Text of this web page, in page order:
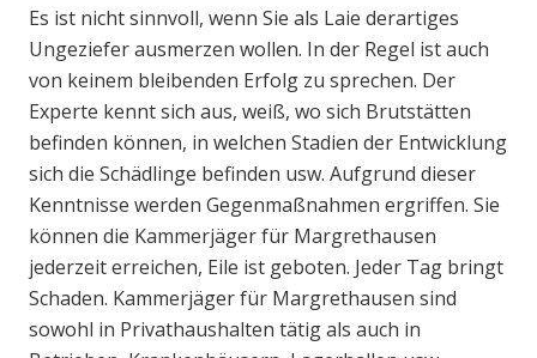
Es ist nicht sinnvoll, wenn Sie als Laie derartiges
Ungeziefer ausmerzen wollen. In der Regel ist auch
von keinem bleibenden Erfolg zu sprechen. Der
Experte kennt sich aus, weiß, wo sich Brutstätten
befinden können, in welchen Stadien der Entwicklung
sich die Schädlinge befinden usw. Aufgrund dieser
Kenntnisse werden Gegenmaßnahmen ergriffen. Sie
können die Kammerjäger für Margrethausen
jederzeit erreichen, Eile ist geboten. Jeder Tag bringt
Schaden. Kammerjäger für Margrethausen sind
sowohl in Privathaushalten tätig als auch in